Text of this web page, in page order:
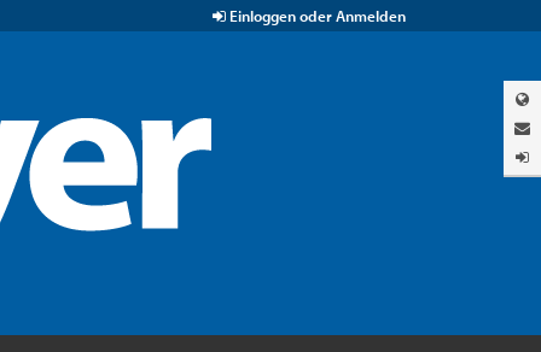
Einloggen oder Anmelden